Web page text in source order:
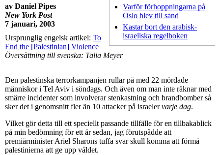
Varför förhoppningarna på
Oslo blev till sand
Kastar bort den arabisk-
israeliska regelboken
av Daniel Pipes
New York Post
7 januari, 2003
Ursprunglig engelsk artikel: To
End the [Palestinian] Violence
Översättning till svenska: Talia Meyer
Den palestinska terrorkampanjen rullar på med 22 mördade
människor i Tel Aviv i söndags. Och även om man inte räknar med
smärre incidenter som involverar stenkastning och brandbomber så
sker det i genomsnitt fler än 10 attacker på israelervarje dag.
Vilket gör detta till ett speciellt passande tillfälle för en tillbakablick
på min bedömning för ett år sedan, jag förutspådde att
premiärminister Ariel Sharons tuffa svar skull komma att förmå
palestinierna att ge upp våldet.